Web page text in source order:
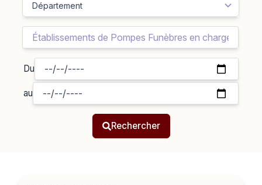
Du
au
Rechercher